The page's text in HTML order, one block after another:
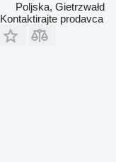
Poljska, Gietrzwałd
Kontaktirajte prodavca